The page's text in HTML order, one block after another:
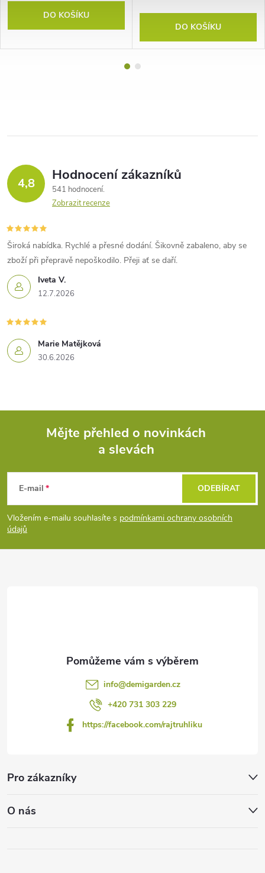
DO KOŠÍKU
DO KOŠÍKU
4,8 Hodnocení zákazníků
541 hodnocení
Zobrazit recenze
Iveta V.
12.7.2026
Široká nabídka. Rychlé a přesné dodání. Šikovně zabaleno, aby se
zboží při přepravě nepoškodilo. Přeji ať se daří.
Marie Matějková
30.6.2026
p
a
Mějte přehled o novinkách
a slevách
E-mail
Vložením e-mailu souhlasíte s podmínkami ochrany osobních
údajů
ODEBÍRAT
info@demigarden.cz
+420 731 303 229
https://facebook.com/rajtruhliku
Pro zákazníky
O nás